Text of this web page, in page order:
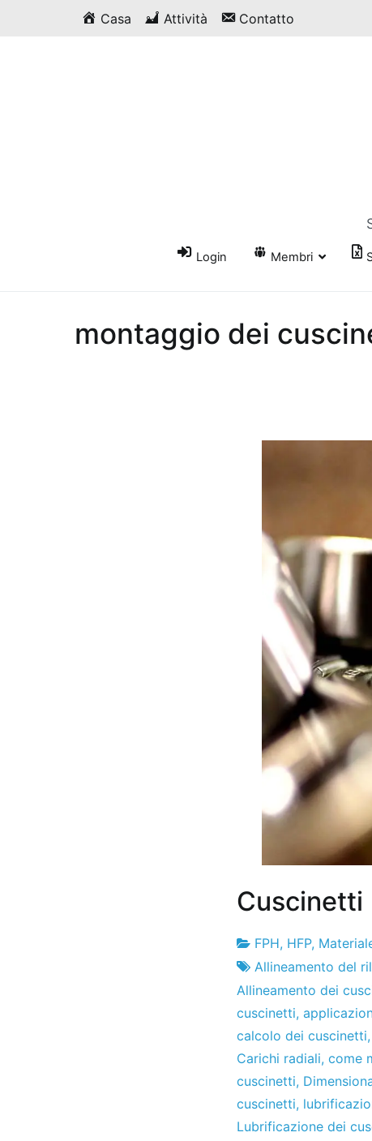
Casa Attività Contatto
Login Membri
montaggio dei
Cuscinetti
Fabbrica
di
progetti
13
de
gennaio
de
2011
FPH, HFP,
Allineamento del
Allineamento dei
cuscinetti,
calcolo dei cuscinetti,
Carichi radiali, come
cuscinetti,
cuscinetti,
Lubrificazione dei